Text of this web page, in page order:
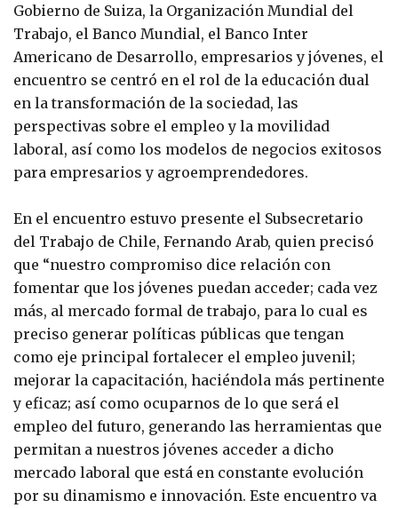
Gobierno de Suiza, la Organización Mundial del
Trabajo, el Banco Mundial, el Banco Inter
Americano de Desarrollo, empresarios y jóvenes, el
encuentro se centró en el rol de la educación dual
en la transformación de la sociedad, las
perspectivas sobre el empleo y la movilidad
laboral, así como los modelos de negocios exitosos
para empresarios y agroemprendedores.
En el encuentro estuvo presente el Subsecretario
del Trabajo de Chile, Fernando Arab, quien precisó
que “nuestro compromiso dice relación con
fomentar que los jóvenes puedan acceder; cada vez
más, al mercado formal de trabajo, para lo cual es
preciso generar políticas públicas que tengan
como eje principal fortalecer el empleo juvenil;
mejorar la capacitación, haciéndola más pertinente
y eficaz; así como ocuparnos de lo que será el
empleo del futuro, generando las herramientas que
permitan a nuestros jóvenes acceder a dicho
mercado laboral que está en constante evolución
por su dinamismo e innovación. Este encuentro va